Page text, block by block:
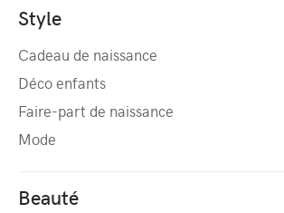
Style
Cadeau de naissance
Déco enfants
Faire-part de naissance
Mode
Beauté